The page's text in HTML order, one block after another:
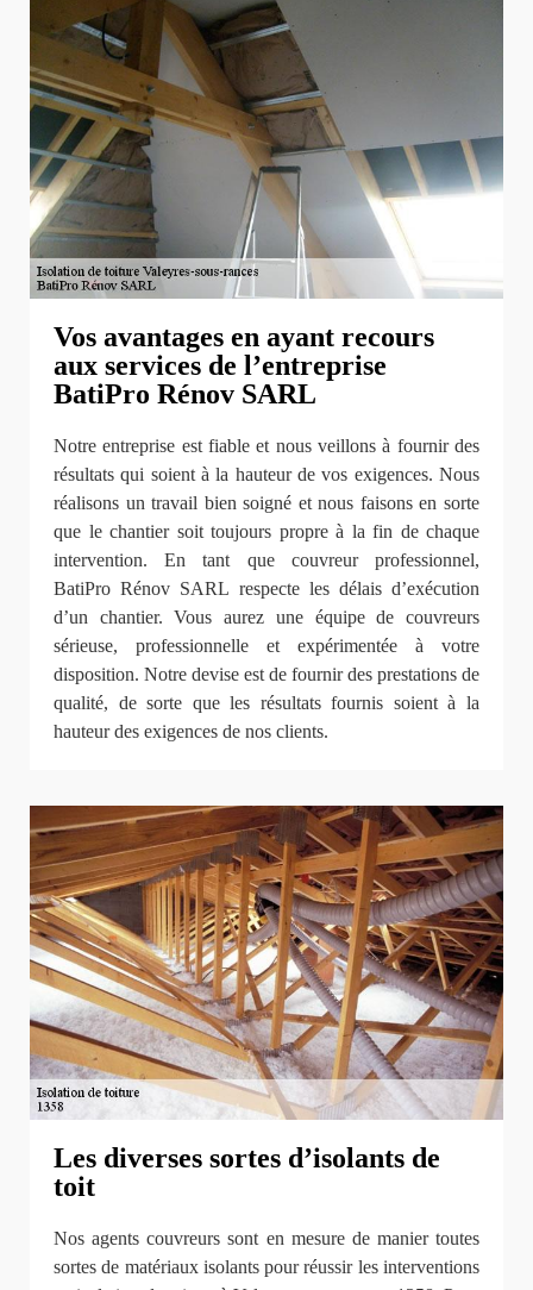
Vos avantages en ayant recours
aux services de l’entreprise
BatiPro Rénov SARL
Notre entreprise est fiable et nous veillons à fournir des
résultats qui soient à la hauteur de vos exigences. Nous
réalisons un travail bien soigné et nous faisons en sorte
que le chantier soit toujours propre à la fin de chaque
intervention. En tant que couvreur professionnel,
BatiPro Rénov SARL respecte les délais d’exécution
d’un chantier. Vous aurez une équipe de couvreurs
sérieuse, professionnelle et expérimentée à votre
disposition. Notre devise est de fournir des prestations de
qualité, de sorte que les résultats fournis soient à la
hauteur des exigences de nos clients.
Les diverses sortes d’isolants de
toit
Nos agents couvreurs sont en mesure de manier toutes
sortes de matériaux isolants pour réussir les interventions